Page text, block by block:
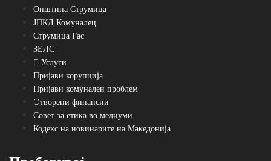
Општина Струмица
ЈПКД Комуналец
Струмица Гас
ЗЕЛС
E-Услуги
Пријави корупција
Пријави комунален проблем
Oтворени финансии
Совет за етика во медиуми
Кодекс на новинарите на Македонија